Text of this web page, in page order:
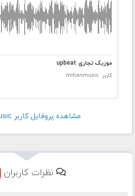
موزیک تجاری upbeat
کاربر: mihanmusic
مشاهده پروفايل کاربر mihanmusic
نظرات کاربران